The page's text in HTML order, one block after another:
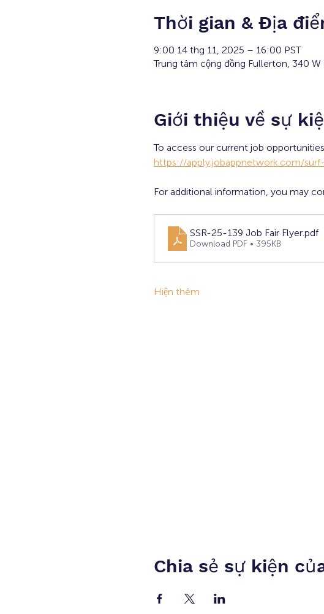
Thời gian & Địa
9:00 14 thg 11, 2025 – 16:00 PST
Trung tâm cộng đồng Fullerton, 340
Giới thiệu về sự
To access our current job
https://apply.jobappnetwork.com/
For additional information, you may
SSR-25-139 Job Fair Flyer.pdf
Download PDF • 395KB
Hiện thêm
Chia sẻ sự kiện